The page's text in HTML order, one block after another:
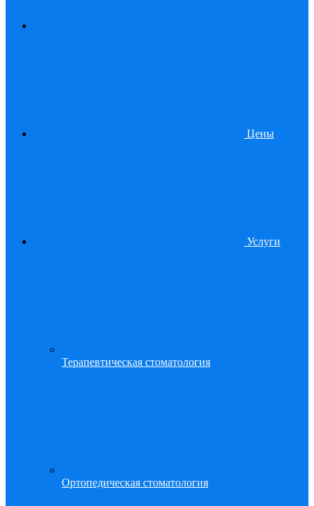
Цены
Услуги
Терапевтическая стоматология
Ортопедическая стоматология